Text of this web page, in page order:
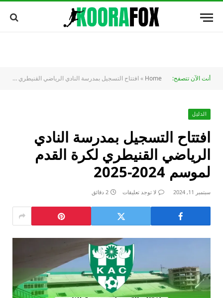
أنت الآن تتصفح: Home
» افتتاح التسجيل بمدرسة النادي الرياضي القنيطري لكرة القدم لموسم 2024-2025
الدليل
افتتاح التسجيل بمدرسة النادي
الرياضي القنيطري لكرة القدم
لموسم 2024-2025
سبتمبر 11, 2024 لا توجد تعليقات 2 دقائق